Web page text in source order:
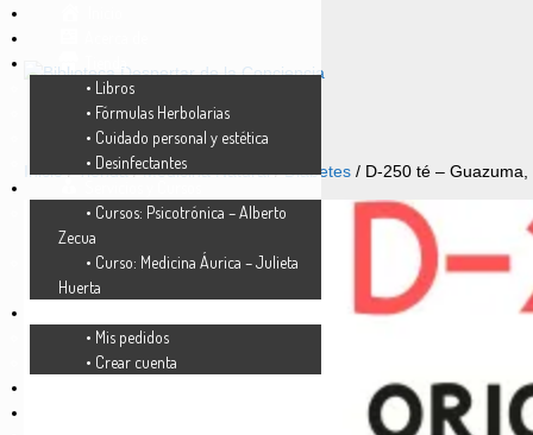
Inicio/Tienda/Medicina Natural/Diabetes / D-250 té –
Tienda
• Libros
• Fórmulas Herbolarias
• Cuidado personal y estética
• Desinfectantes
• Cursos: Psicotrónica – Alberto
Zecua
• Curso: Medicina Áurica – Julieta
Huerta
• Mis pedidos
• Crear cuenta